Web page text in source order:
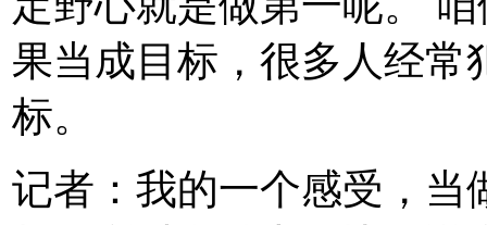
果当成目标，很多人经常
标。
记者：我的一个感受，当